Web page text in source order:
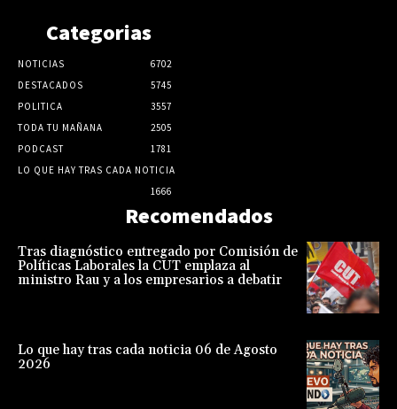
Categorias
NOTICIAS
6702
DESTACADOS
5745
POLITICA
3557
TODA TU MAÑANA
2505
PODCAST
1781
LO QUE HAY TRAS CADA NOTICIA
1666
Recomendados
Tras diagnóstico entregado por Comisión de
Políticas Laborales la CUT emplaza al
ministro Rau y a los empresarios a debatir
Lo que hay tras cada noticia 06 de Agosto
2026